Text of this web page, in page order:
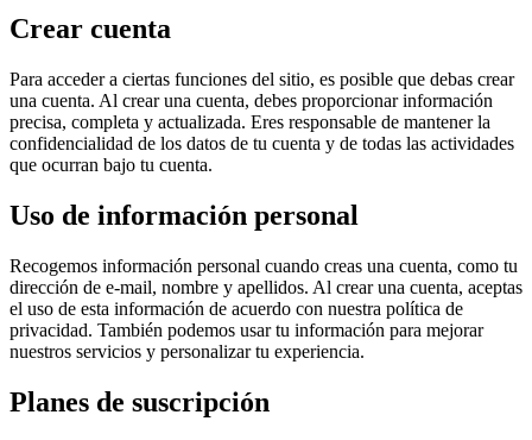
Crear cuenta
Para acceder a ciertas funciones del sitio, es posible que debas crear
una cuenta. Al crear una cuenta, debes proporcionar información
precisa, completa y actualizada. Eres responsable de mantener la
confidencialidad de los datos de tu cuenta y de todas las actividades
que ocurran bajo tu cuenta.
Uso de información personal
Recogemos información personal cuando creas una cuenta, como tu
dirección de e-mail, nombre y apellidos. Al crear una cuenta, aceptas
el uso de esta información de acuerdo con nuestra política de
privacidad. También podemos usar tu información para mejorar
nuestros servicios y personalizar tu experiencia.
Planes de suscripción